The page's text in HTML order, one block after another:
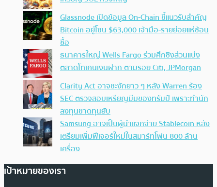
Glassnode เปิดข้อมูล On-Chain ชี้แนวรับสำคัญ
Bitcoin อยู่โซน $63,000 เจ้ามือ-รายย่อยแห่ช้อน
ซื้อ
ธนาคารใหญ่ Wells Fargo ร่วมศึกชิงส่วนแบ่ง
ตลาดโทเคนเงินฝาก ตามรอย Citi, JPMorgan
Clarity Act อาจชะงักยาว ๆ หลัง Warren ร้อง
SEC ตรวจสอบเหรียญมีมของทรัมป์ เพราะทำนัก
ลงทุนขาดทุนยับ
Samsung อาจเป็นผู้นำแจกจ่าย Stablecoin หลัง
เตรียมเพิ่มฟีเจอร์ใหม่ในสมาร์ทโฟน 800 ล้าน
เครื่อง
เป้าหมายของเรา